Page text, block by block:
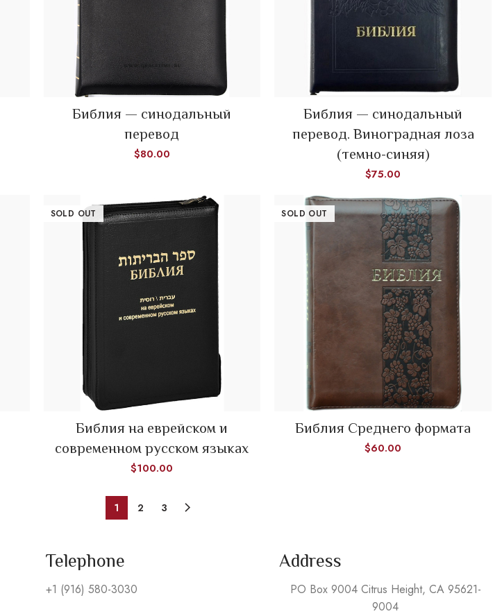
ADD TO CART
Библия — синодальный
перевод
$80.00
READ MORE
Библия — синодальный
перевод. Виноградная лоза
(темно-синяя)
$75.00
SOLD OUT
READ MORE
Библия на еврейском и
современном русском языках
$100.00
SOLD OUT
READ MORE
Библия Среднего формата
$60.00
1 2 3
Telephone
+1 (916) 580-3030
Address
PO Box 9004 Citrus Height, CA 95621-
9004